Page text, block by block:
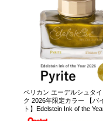
ペリカン エーデルシュタ
ク 2026年限定カラー 【パ
ト】Edelstein Ink of the